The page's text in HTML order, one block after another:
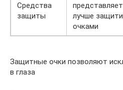
Средства
защиты
лучше
очками
Защитные очки позволяют
в глаза